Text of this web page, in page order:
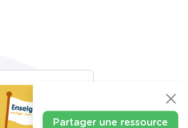
Partager une ressource